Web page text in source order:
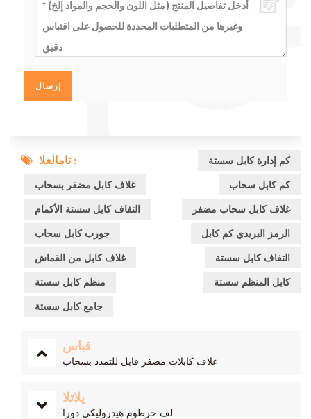
تامالعلا : كم إدارة كابل سستة
غلاف كابل مضفر بسحاب كم كابل سحاب
التفاف كابل سستة الأكمام غلاف كابل سحاب مضفر
جورب كابل سحاب الرمز البريدي كم كابل
غلاف كابل من القماش التفاف كابل سستة
منظم كابل سستة كابل المنظم سستة
جامع كابل سستة
قباس
غلاف كابلات مضفر قابل للتمدد بسحاب
يلاتلا
لف خرطوم هيدروليكي دورا